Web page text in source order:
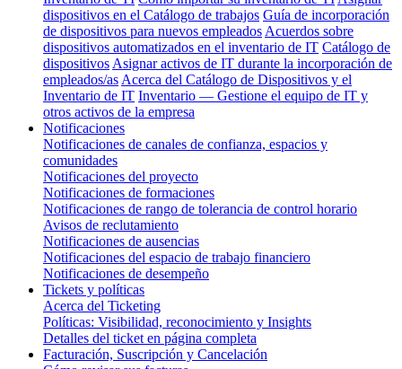
dispositivos en el Catálogo de trabajos Guía de incorporación
de dispositivos para nuevos empleados Acuerdos sobre
dispositivos automatizados en el inventario de IT Catálogo de
dispositivos Asignar activos de IT durante la incorporación de
empleados/as Acerca del Catálogo de Dispositivos y el
Inventario de IT Inventario — Gestione el equipo de IT y
otros activos de la empresa
Notificaciones
Notificaciones de canales de confianza, espacios y
comunidades
Notificaciones del proyecto
Notificaciones de formaciones
Notificaciones de rango de tolerancia de control horario
Avisos de reclutamiento
Notificaciones de ausencias
Notificaciones del espacio de trabajo financiero
Notificaciones de desempeño
Tickets y políticas
Acerca del Ticketing
Políticas: Visibilidad, reconocimiento y Insights
Detalles del ticket en página completa
Facturación, Suscripción y Cancelación